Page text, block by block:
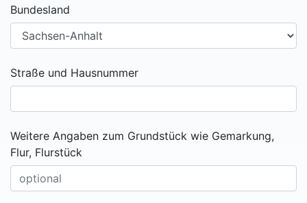
Bundesland
Straße und Hausnummer
Weitere Angaben zum Grundstück wie Gemarkung,
Flur, Flurstück